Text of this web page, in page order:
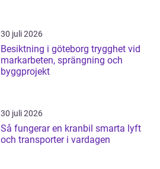
30 juli 2026
Besiktning i göteborg trygghet vid
markarbeten, sprängning och
byggprojekt
30 juli 2026
Så fungerar en kranbil smarta lyft
och transporter i vardagen